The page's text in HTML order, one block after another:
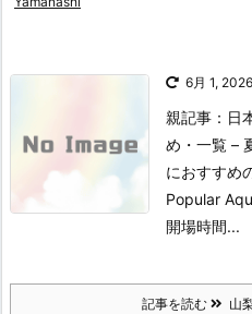
6月 1, 2026
親記事：日
め・一覧 –
におすすめ
Popular
開場時間...
記事を読む 山